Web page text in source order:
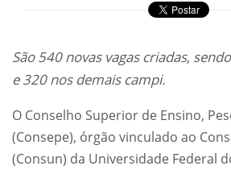
São 540 novas vagas criadas,
e 320 nos demais campi.
O Conselho Superior de Ensino,
(Consepe), órgão vinculado ao
(Consun) da Universidade Federal